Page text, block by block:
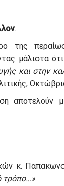
.
της
μάλιστα ότι
και στην
αποτελούν
κ.
τρόπο…».